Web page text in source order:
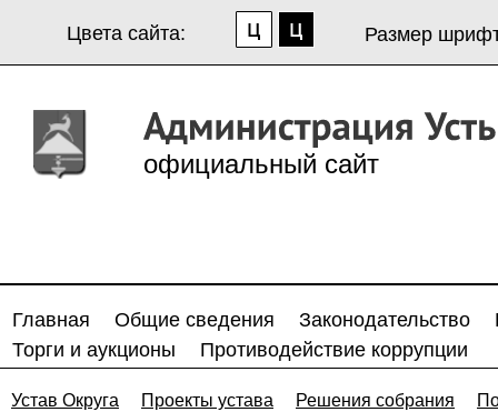
Цвета сайта: Размер
официальный сайт
Главная Общие сведения Законодательство
Торги и аукционы
Противодействие коррупции
Устав Округа Проекты устава Решения собрания